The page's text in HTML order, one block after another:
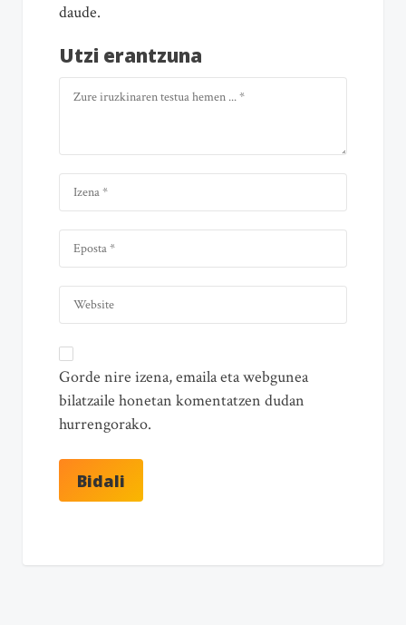
daude.
Utzi erantzuna
Gorde nire izena, emaila eta webgunea
bilatzaile honetan komentatzen dudan
hurrengorako.